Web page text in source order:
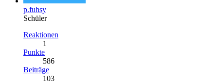
p.fuhsy
Schüler
Reaktionen
1
Punkte
586
Beiträge
103